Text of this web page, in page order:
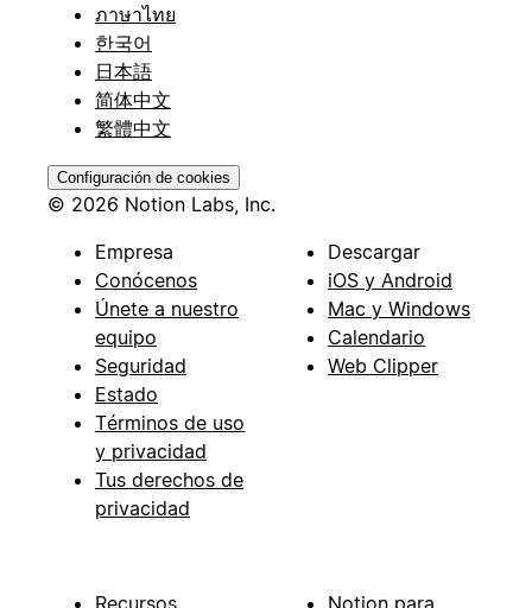
ภาษาไทย
한국어
日本語
简体中文
繁體中文
Configuración de cookies
© 2026 Notion Labs, Inc.
Empresa
Conócenos
Únete a nuestro
equipo
Seguridad
Estado
Términos de uso
y privacidad
Tus derechos de
privacidad
Descargar
iOS y Android
Mac y Windows
Calendario
Web Clipper